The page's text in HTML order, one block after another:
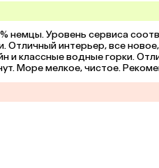
Уровень сервиса
Отличный интерьер, все
и классные водные горки.
Море мелкое, чистое.